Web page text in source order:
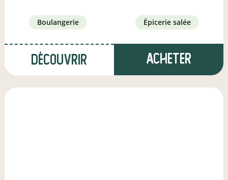
boulangerie épicerie salée
Découvrir Acheter